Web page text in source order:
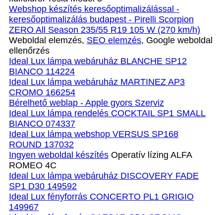
Webshop készítés keresőoptimalizálással -
keresőoptimalizálás budapest - Pirelli Scorpion
ZERO All Season 235/55 R19 105 W (270 km/h)
Weboldal elemzés, SEO elemzés, Google weboldal
ellenőrzés
Ideal Lux lámpa webáruház BLANCHE SP12
BIANCO 114224
Ideal Lux lámpa webáruház MARTINEZ AP3
CROMO 166254
Bérelhető weblap - Apple gyors Szerviz
Ideal Lux lámpa rendelés COCKTAIL SP1 SMALL
BIANCO 074337
Ideal Lux lámpa webshop VERSUS SP168
ROUND 137032
Ingyen weboldal készítés Operatív lízing ALFA
ROMEO 4C
Ideal Lux lámpa webáruház DISCOVERY FADE
SP1 D30 149592
Ideal Lux fényforrás CONCERTO PL1 GRIGIO
149967